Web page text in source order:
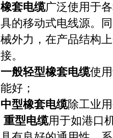
橡套电缆广泛使用于
具的移动式电线源。
械外力，在产品结构
接。
一般轻型橡套电缆使
能好；
中型橡套电缆除工业
重型电缆用于如港口